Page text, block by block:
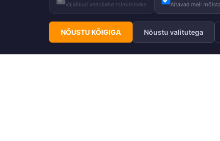
Vajalikud veebilehe toimimiseks Aitavad meil
NÕUSTU KÕIGIGA Nõustu valitutega